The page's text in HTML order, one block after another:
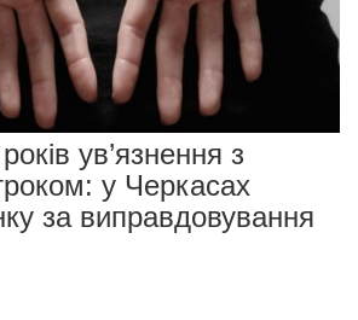
ув’язнення з
у Черкасах
за виправдовування